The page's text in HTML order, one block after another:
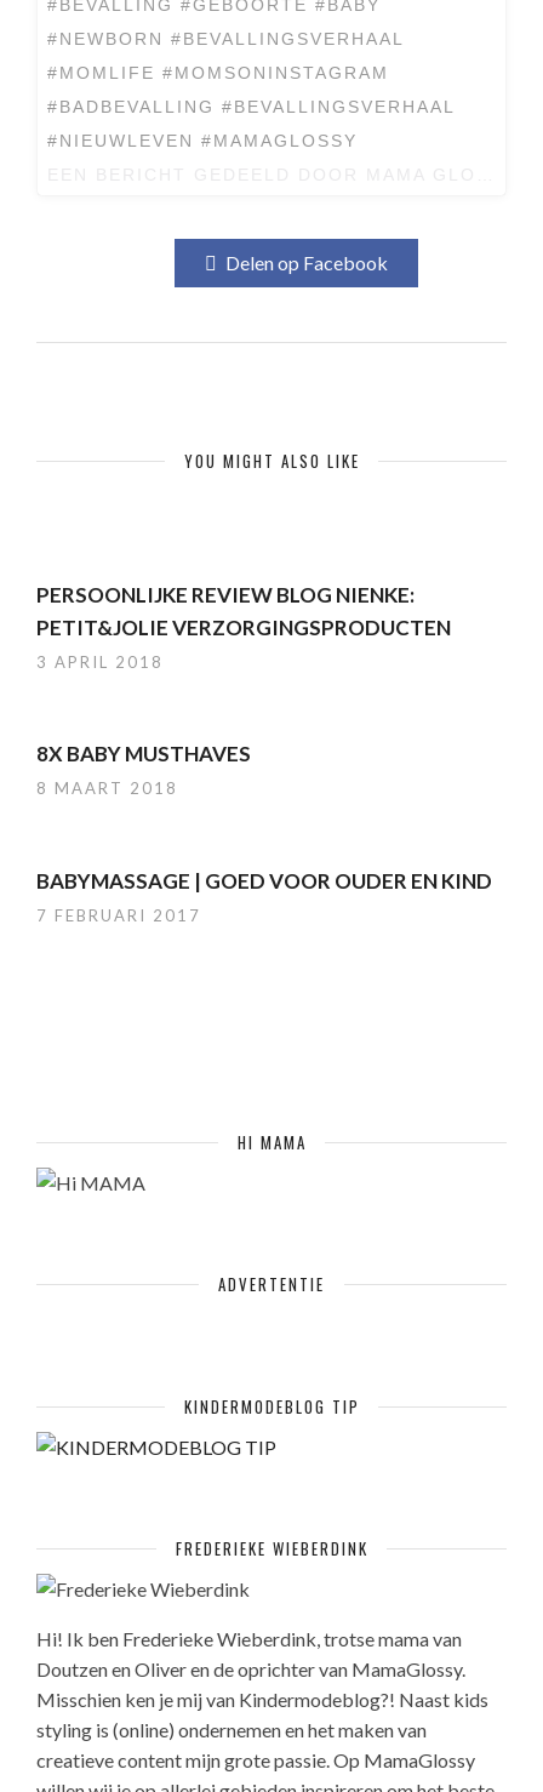
#BEVALLING #GEBOORTE #BABY
#NEWBORN #BEVALLINGSVERHAAL
#MOMLIFE #MOMSONINSTAGRAM
#BADBEVALLING #BEVALLINGSVERHAAL
#NIEUWLEVEN #MAMAGLOSSY
Delen op Facebook
YOU MIGHT ALSO LIKE
PERSOONLIJKE REVIEW BLOG NIENKE:
PETIT&JOLIE VERZORGINGSPRODUCTEN
3 APRIL 2018
8X BABY MUSTHAVES
8 MAART 2018
BABYMASSAGE | GOED VOOR OUDER EN KIND
7 FEBRUARI 2017
HI MAMA
ADVERTENTIE
KINDERMODEBLOG TIP
FREDERIEKE WIEBERDINK
Hi! Ik ben Frederieke Wieberdink, trotse mama van
Doutzen en Oliver en de oprichter van MamaGlossy.
Misschien ken je mij van Kindermodeblog?! Naast kids
styling is (online) ondernemen en het maken van
creatieve content mijn grote passie. Op MamaGlossy